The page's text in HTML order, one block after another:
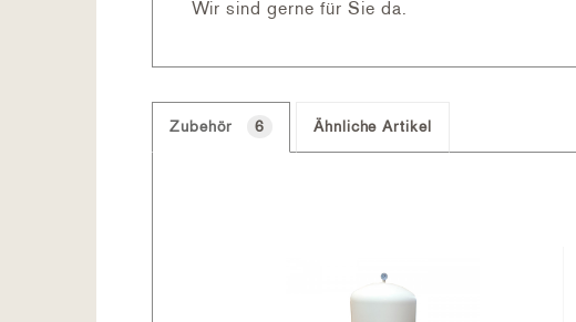
Wir sind gerne für Sie da.
Zubehör 6 Ähnliche Artikel